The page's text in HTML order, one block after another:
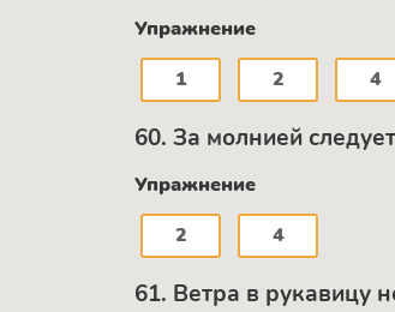
Упражнение
1
2 4
60. За молнией
Упражнение
2
4
61. Ветра в рукавицу